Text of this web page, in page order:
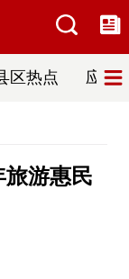
区热点 应急
旅游惠民